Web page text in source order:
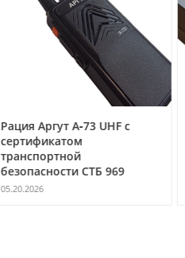
Рация Аргут А‑73 UHF с
сертификатом
транспортной
безопасности СТБ 969
05.20.2026